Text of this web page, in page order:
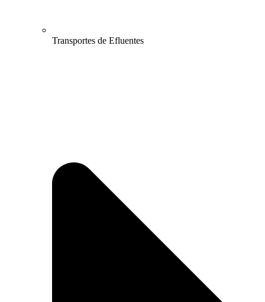
Transportes de Efluentes